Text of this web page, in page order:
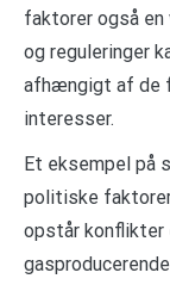
faktorer også
og reguleringer
afhængigt af de
interesser.
Et eksempel på
politiske
opstår